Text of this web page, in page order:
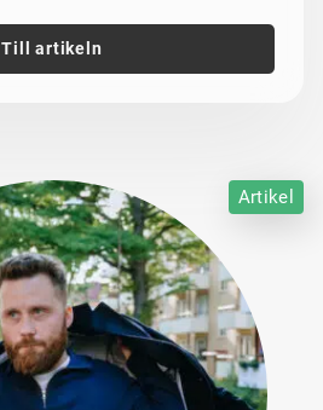
Till artikeln
Artikel